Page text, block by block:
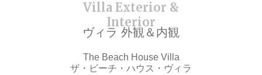
ヴィラ 外観＆内観
The Beach House Villa
ザ・ビーチ・ハウス・ヴィラ